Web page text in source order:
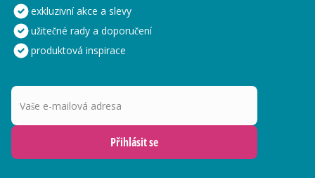
exkluzivní akce a slevy
užitečné rady a doporučení
produktová inspirace
Vaše e-mailová adresa
Přihlásit se